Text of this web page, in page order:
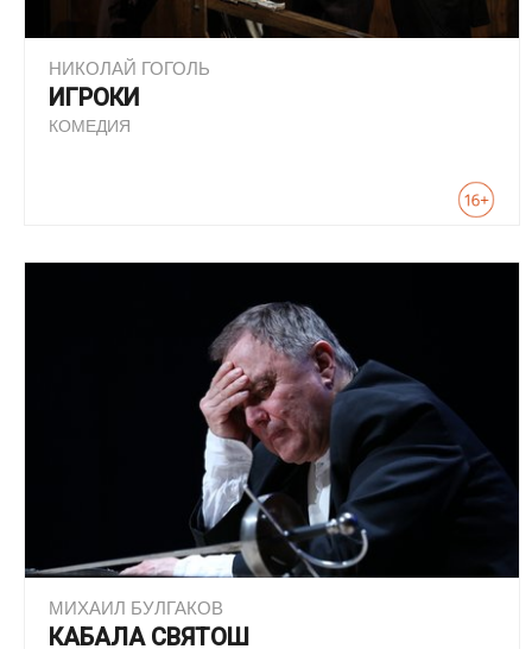
НИКОЛАЙ ГОГОЛЬ
ИГРОКИ
КОМЕДИЯ
МИХАИЛ БУЛГАКОВ
КАБАЛА СВЯТОШ